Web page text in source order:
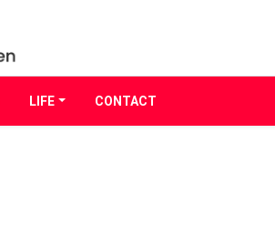
LIFE CONTACT